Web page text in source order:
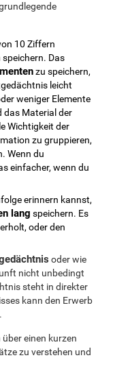
10 Ziffern
Das
zu speichern,
leicht
weniger Elemente
das Material der
Wichtigkeit der
zu gruppieren,
Wenn du
einfacher, wenn du
erinnern kannst,
lang speichern. Es
oder den
oder wie
nicht unbedingt
steht in direkter
kann den Erwerb
einen kurzen
zu verstehen und